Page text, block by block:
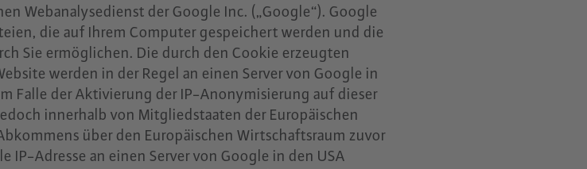
Webanalysedienst der Google Inc. („Google“). Google
die auf Ihrem Computer gespeichert werden und die
Sie ermöglichen. Die durch den Cookie erzeugten
werden in der Regel an einen Server von Google in
Falle der Aktivierung der IP-Anonymisierung auf dieser
innerhalb von Mitgliedstaaten der Europäischen
über den Europäischen Wirtschaftsraum zuvor
Adresse an einen Server von Google in den USA